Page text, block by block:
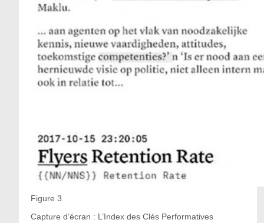
Figure 3
Capture d’écran : L’Index des Clés Performatives